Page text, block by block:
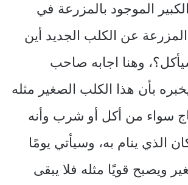
الموجود بالمزرعة في
عن الكلب الجديد أين
وهنا اجابه صاحب
بأن هذا الكلب الصغير مثله
سواء من أكل أو شرب وأنه
الذي ينام به، وسيأتي يومًا
ويصبح قويًا مثله فلا يبقى